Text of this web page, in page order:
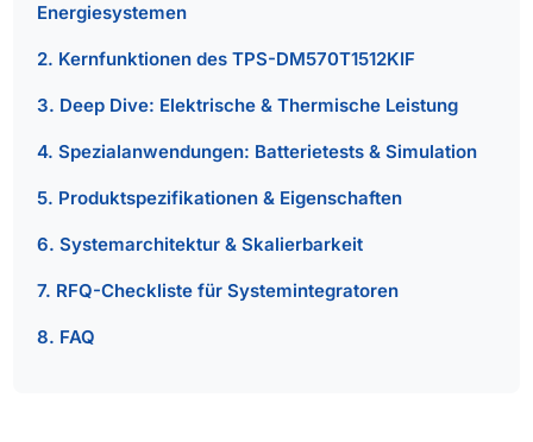
Energiesystemen
2. Kernfunktionen des TPS-DM570T1512KIF
3. Deep Dive: Elektrische & Thermische Leistung
4. Spezialanwendungen: Batterietests & Simulation
5. Produktspezifikationen & Eigenschaften
6. Systemarchitektur & Skalierbarkeit
7. RFQ-Checkliste für Systemintegratoren
8. FAQ